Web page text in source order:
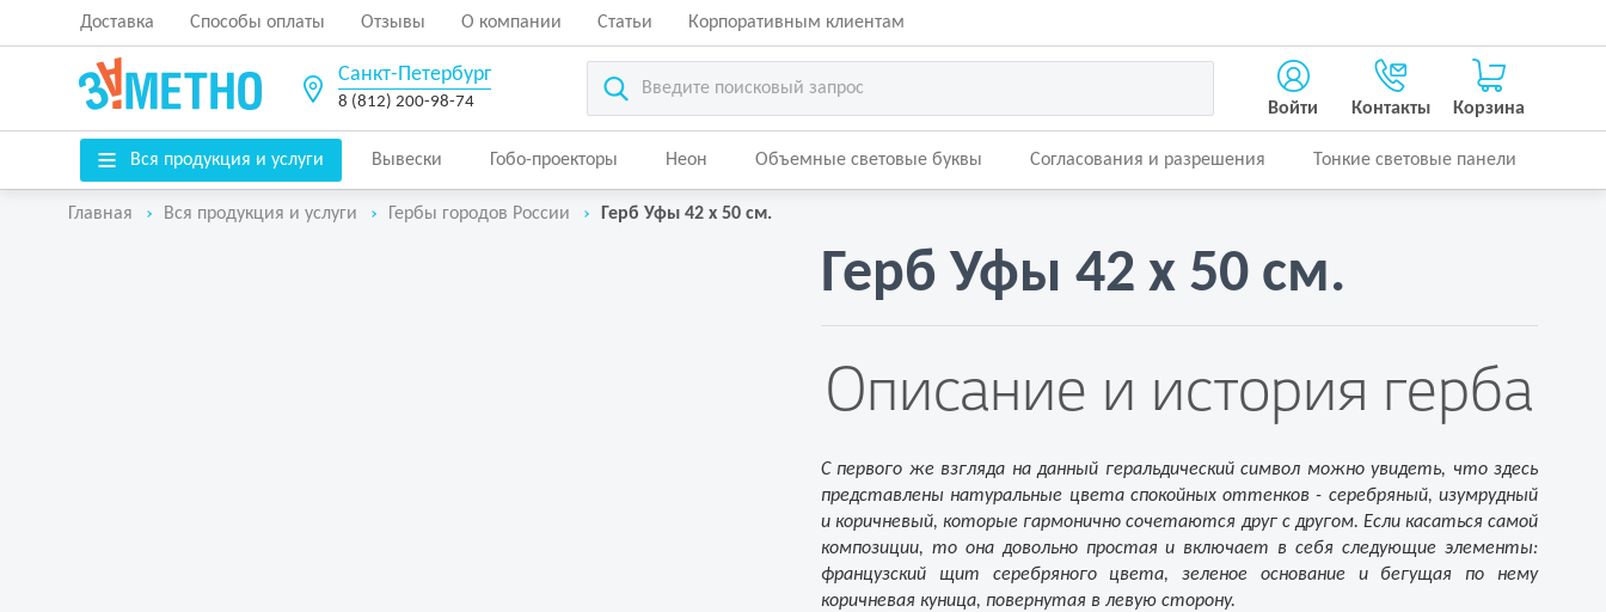
Доставка Способы оплаты Отзывы О компании Статьи Корпоративным клиентам
Санкт-Петербург
8 (812) 200-98-74 Войти Контакты Корзина
Вся продукция и услуги Вывески Гобо-проекторы Неон Объемные световые буквы Согласования и разрешения Тонкие световые панели
Главная Вся продукция и услуги Гербы городов России Герб Уфы 42 х 50 см.
Герб Уфы 42 х 50 см.
Описание и история герба
С первого же взгляда на данный геральдический символ можно увидеть, что здесь
представлены натуральные цвета спокойных оттенков - серебряный, изумрудный
и коричневый, которые гармонично сочетаются друг с другом. Если касаться самой
композиции, то она довольно простая и включает в себя следующие элементы:
французский щит серебряного цвета, зеленое основание и бегущая по нему
коричневая куница, повернутая в левую сторону.